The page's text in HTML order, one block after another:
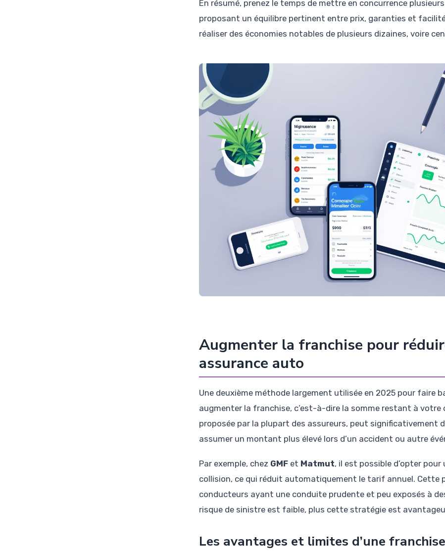
En résumé, prenez le temps de mettre en concurrence
proposant un équilibre pertinent entre prix, garanties et
réaliser des économies notables de plusieurs dizaines, voire
Augmenter la franchise pour
assurance auto
Une deuxième méthode largement utilisée en 2025 pour faire
augmenter la franchise, c’est-à-dire la somme restant à
proposée par la plupart des assureurs, peut significativement
assumer un montant plus élevé lors d’un accident ou autre
Par exemple, chez GMF et Matmut, il est possible d’opter
collision, ce qui réduit automatiquement le tarif annuel.
conducteurs ayant une conduite prudente et peu exposés à
risque de sinistre est faible, plus cette stratégie est
Les avantages et limites d’une